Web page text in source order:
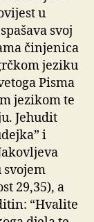
u
svoj
činjenica
jeziku
Pisma
jezikom te
Jehudit
i
svojem
29,35), a
“Hvalite